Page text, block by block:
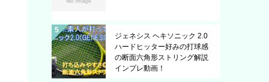
ジェネシス ヘキソニック 2.0
ハードヒッター好みの打球感
の断面六角形ストリング解説
インプレ動画！